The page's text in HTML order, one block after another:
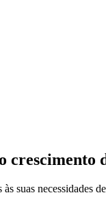
crescimento
suas necessidades